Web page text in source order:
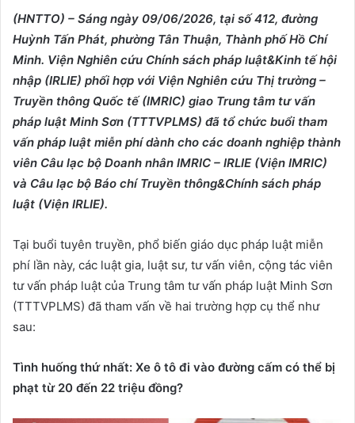
(HNTTO) – Sáng ngày 09/06/2026, tại số 412, đường
Huỳnh Tấn Phát, phường Tân Thuận, Thành phố Hồ Chí
Minh. Viện Nghiên cứu Chính sách pháp luật&Kinh tế hội
nhập (IRLIE) phối hợp với Viện Nghiên cứu Thị trường –
Truyền thông Quốc tế (IMRIC) giao Trung tâm tư vấn
pháp luật Minh Sơn (TTTVPLMS) đã tổ chức buổi tham
vấn pháp luật miễn phí dành cho các doanh nghiệp thành
viên Câu lạc bộ Doanh nhân IMRIC – IRLIE (Viện IMRIC)
và Câu lạc bộ Báo chí Truyền thông&Chính sách pháp
luật (Viện IRLIE).
Tại buổi tuyên truyền, phổ biến giáo dục pháp luật miễn
phí lần này, các luật gia, luật sư, tư vấn viên, cộng tác viên
tư vấn pháp luật của Trung tâm tư vấn pháp luật Minh Sơn
(TTTVPLMS) đã tham vấn về hai trường hợp cụ thể như
sau:
Tình huống thứ nhất: Xe ô tô đi vào đường cấm có thể bị
phạt từ20 đến 22 triệu đồng?